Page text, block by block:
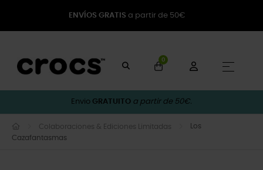
ENVÍOS GRATIS a partir de 50€
0
☰
Envio GRATUITO a partir de 50€.
Colaboraciones & Ediciones Limitadas
Los
Cazafantasmas